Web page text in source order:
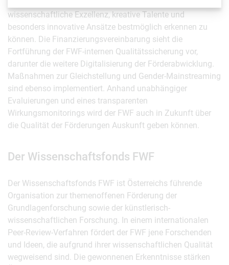
wissenschaftliche Exzellenz, kreative Talente und
besonders innovative Ansätze bestmöglich erkennen zu
können. Die Finanzierungsvereinbarung sieht die
Fortführung der FWF-internen Qualitätssicherung vor,
darunter die weitere Digitalisierung der Förderabwicklung.
Maßnahmen zur Gleichstellung und Gender-Mainstreaming
sind ebenso implementiert. Anhand unabhängiger
Evaluierungen und eines transparenten
Wirkungsmonitorings wird der FWF auch in Zukunft über
die Qualität der Förderungen Auskunft geben können.
Der Wissenschaftsfonds FWF
Der Wissenschaftsfonds FWF ist Österreichs führende
Organisation zur themenoffenen Förderung der
Grundlagenforschung sowie der künstlerisch-
wissenschaftlichen Forschung. In einem internationalen
Peer-Review-Verfahren fördert der FWF jene Forschenden
und Ideen, die aufgrund ihrer wissenschaftlichen Qualität
wegweisend sind. Die gewonnenen Erkenntnisse stärken